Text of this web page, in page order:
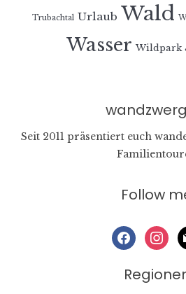
Trubachtal Urlaub Wald
Wasser Wildpark
Seit 2011 präsentiert euch
Follow
facebook